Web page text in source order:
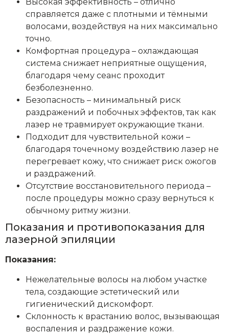
Высокая эффективность – отлично
справляется даже с плотными и тёмными
волосами, воздействуя на них максимально
точно.
Комфортная процедура – охлаждающая
система снижает неприятные ощущения,
благодаря чему сеанс проходит
безболезненно.
Безопасность – минимальный риск
раздражений и побочных эффектов, так как
лазер не травмирует окружающие ткани.
Подходит для чувствительной кожи –
благодаря точечному воздействию лазер не
перегревает кожу, что снижает риск ожогов
и раздражений.
Отсутствие восстановительного периода –
после процедуры можно сразу вернуться к
обычному ритму жизни.
Показания и противопоказания для
лазерной эпиляции
Показания:
Нежелательные волосы на любом участке
тела, создающие эстетический или
гигиенический дискомфорт.
Склонность к врастанию волос, вызывающая
воспаления и раздражение кожи.